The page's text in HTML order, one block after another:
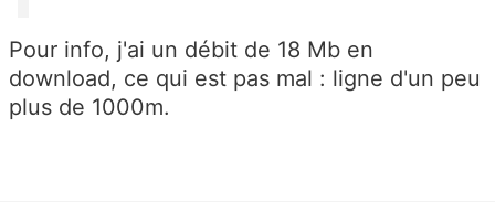
Pour info, j'ai un débit de 18 Mb en
download, ce qui est pas mal : ligne d'un peu
plus de 1000m.